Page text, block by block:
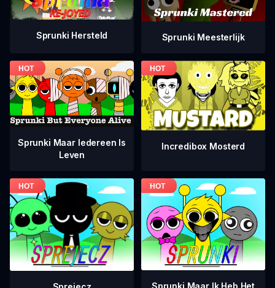
Sprunki Hersteld Sprunki Meesterlijk
Sprunki Maar Iedereen Is
Leven
Incredibox Mosterd